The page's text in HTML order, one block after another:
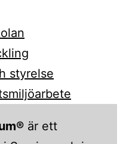
styrelse
är ett